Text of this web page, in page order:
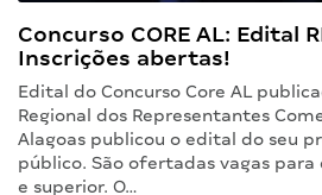
Concurso CORE AL: Edital
Inscrições abertas!
Edital do Concurso Core AL
Regional dos Representantes
Alagoas publicou o edital do seu
público. São ofertadas vagas
e superior. O…